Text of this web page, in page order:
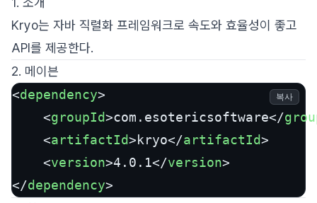
Kryo는 자바 직렬화 프레임워크로 속도와 효율성이 좋고
API를 제공한다.
2. 메이븐
<dependency>
<groupId>com.esotericsoftware</
<artifactId>kryo</artifactId>
<version>4.0.1</version>
</dependency>
복사